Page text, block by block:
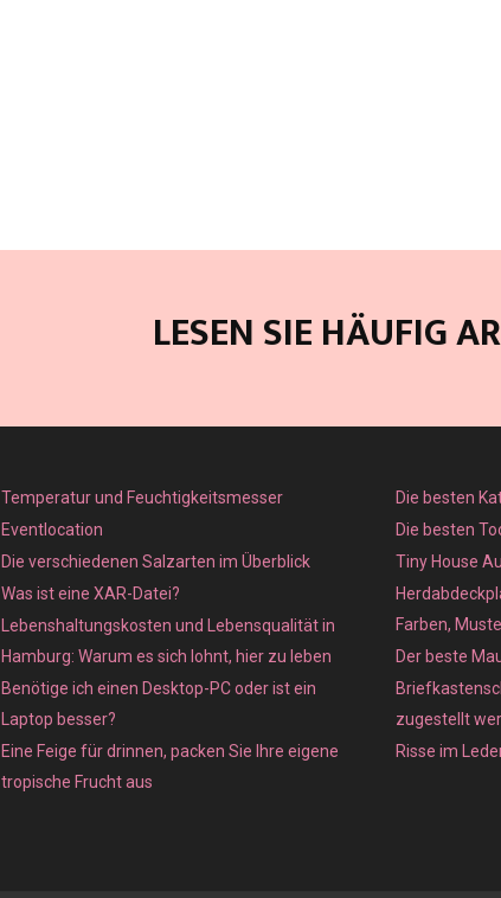
LESEN SIE HÄUFIG
Temperatur und Feuchtigkeitsmesser
Eventlocation
Die verschiedenen Salzarten im Überblick
Was ist eine XAR-Datei?
Lebenshaltungskosten und Lebensqualität in
Hamburg: Warum es sich lohnt, hier zu leben
Benötige ich einen Desktop-PC oder ist ein
Laptop besser?
Eine Feige für drinnen, packen Sie Ihre eigene
tropische Frucht aus
Die besten
Die besten
Tiny House
Farben,
Der beste
zugestellt
Risse im